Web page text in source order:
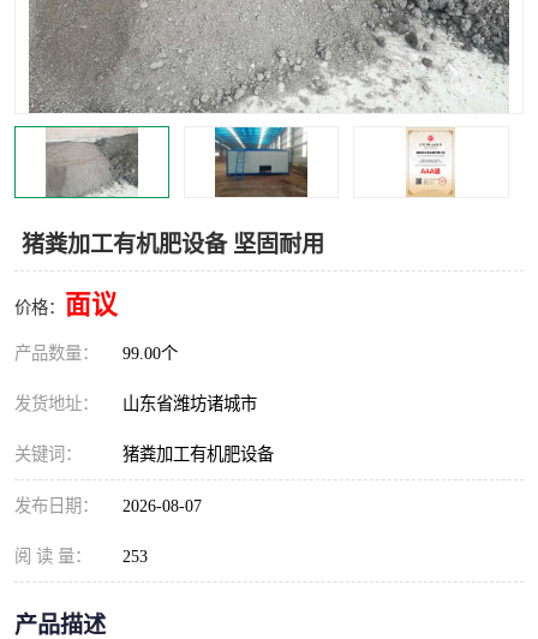
猪粪加工有机肥设备 坚固耐用
价格： 面议
产品数量： 99.00个
发货地址： 山东省潍坊诸城市
关键词： 猪粪加工有机肥设备
发布日期： 2026-08-07
阅 读 量： 253
产品描述